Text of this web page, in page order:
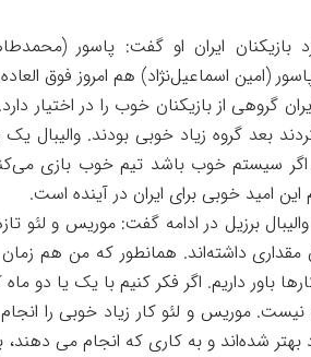
بازیکنان ایران او گفت: پاسور
(امین اسماعیل‌نژاد) هم امروز فوق
گروهی از بازیکنان خوب را در اختیار
بعد گروه زیاد خوبی بودند.
سیستم خوب باشد تیم خوب بازی
امید خوبی برای ایران در آینده است.
برزیل در ادامه گفت: موریس و لئو
مقداری داشته‌اند. همانطور که من هم
باور داریم. اگر فکر کنیم با یک یا
نیست. موریس و لئو کار زیاد خوبی را
بهتر شده‌اند و به کاری که انجام می دهند،